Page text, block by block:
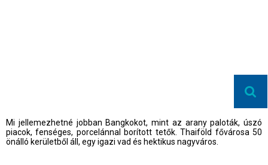
Mi jellemezhetné jobban Bangkokot, mint az arany paloták, úszó
piacok, fenséges, porcelánnal borított tetők. Thaiföld fővárosa 50
önálló kerületből áll, egy igazi vad és hektikus nagyváros.